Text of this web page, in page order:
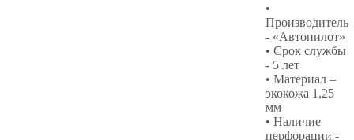
•
Производитель
- «Автопилот»
• Срок службы
- 5 лет
• Материал –
экокожа 1,25
мм
• Наличие
перфорации -